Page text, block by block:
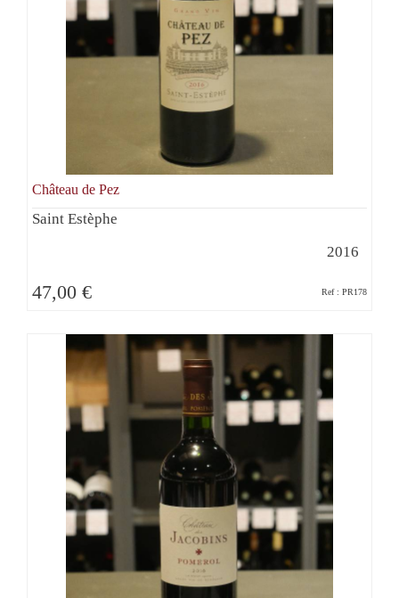
Château de Pez
Saint Estèphe
2016
47,00 € Ref : PR178